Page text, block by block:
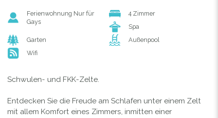
Ferienwohnung Nur für
Gays
4 Zimmer
Spa
Garten
Außenpool
Wifi
Schwulen- und FKK-Zelte.
Entdecken Sie die Freude am Schlafen unter einem Zelt
mit allem Komfort eines Zimmers, inmitten einer